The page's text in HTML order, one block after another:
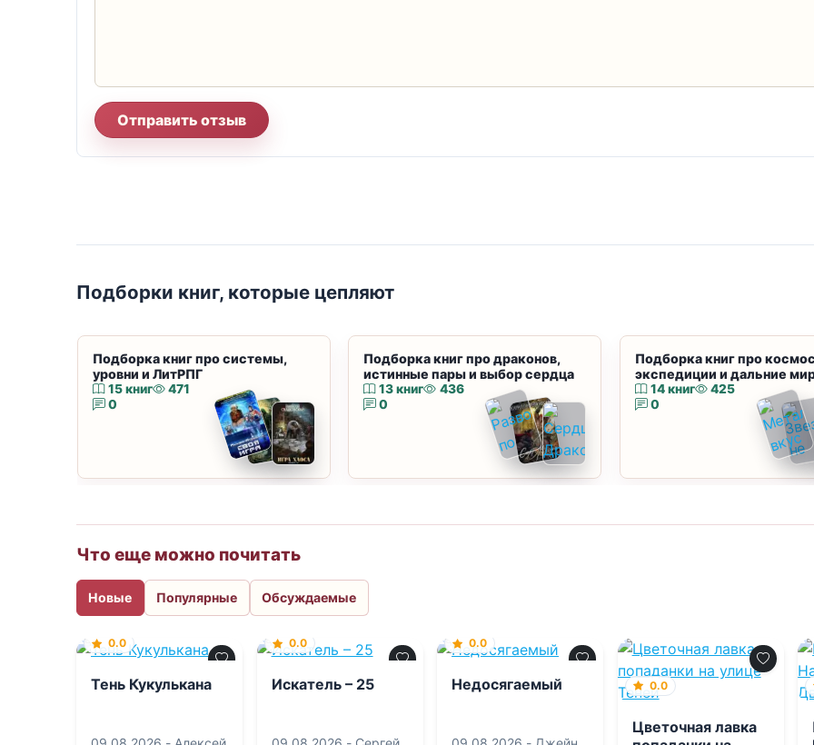
Отправить отзыв
Подборки книг, которые цепляют
Подборка книг про системы,
уровни и ЛитРПГ
15 книг
471
0
Подборка книг про драконов,
истинные пары и выбор сердца
13 книг
436
0
Подборка книг про
экспедиции и дальние
14 книг
425
0
Что еще можно почитать
Новые Популярные Обсуждаемые
0.0
Тень Кукулькана
0.0
Искатель – 25
0.0
Недосягаемый 0.0
Цветочная лавка